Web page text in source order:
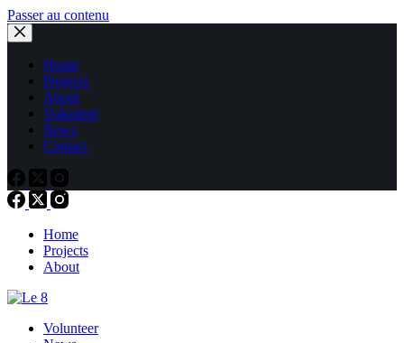
Passer au contenu
Home
Projects
About
Volunteer
News
Contact
Home
Projects
About
Volunteer